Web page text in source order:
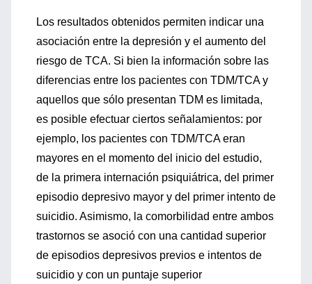
Los resultados obtenidos permiten indicar una
asociación entre la depresión y el aumento del
riesgo de TCA. Si bien la información sobre las
diferencias entre los pacientes con TDM/TCA y
aquellos que sólo presentan TDM es limitada,
es posible efectuar ciertos señalamientos: por
ejemplo, los pacientes con TDM/TCA eran
mayores en el momento del inicio del estudio,
de la primera internación psiquiátrica, del primer
episodio depresivo mayor y del primer intento de
suicidio. Asimismo, la comorbilidad entre ambos
trastornos se asoció con una cantidad superior
de episodios depresivos previos e intentos de
suicidio y con un puntaje superior